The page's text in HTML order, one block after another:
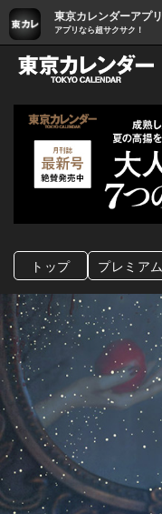
東京カレンダーアプリ
アプリなら超サクサク！
トップ プレミアム